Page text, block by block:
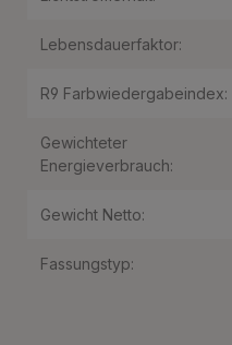
Lebensdauerfaktor:
R9 Farbwiedergabeindex:
Gewichteter
Energieverbrauch:
Gewicht Netto:
Fassungstyp: